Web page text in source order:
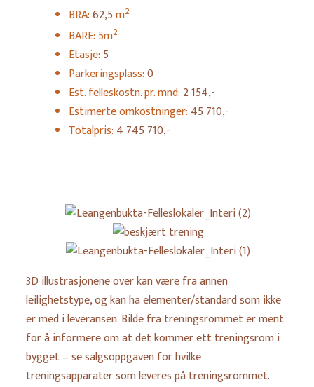
BRA:62,5m2
BARE: 5m2
Etasje: 5
Parkeringsplass:0
Est. felleskostn. pr. mnd: 2 154,-
Estimerte omkostninger: 45 710,-
Totalpris: 4 745 710,-
Leangenbukta-
Felleslokaler_Interi
beskjært
Felleslokaler_Interi
(1)
3D illustrasjonene over kan være fra annen
leilighetstype, og kan ha elementer/standard som ikke
er med i leveransen. Bilde fra treningsrommet er ment
for å informere om at det kommer ett treningsrom i
bygget – se salgsoppgaven for hvilke
treningsapparater som leveres på treningsrommet.